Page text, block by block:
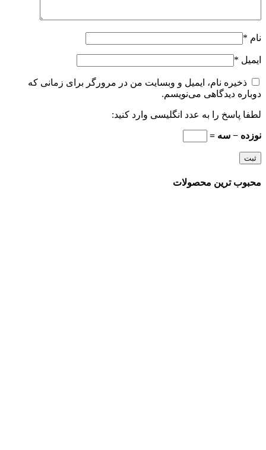
نام *
ایمیل *
ذخیره نام، ایمیل و وبسایت من در مرورگر برای زمانی که
دوباره دیدگاهی می‌نویسم.
لطفا پاسخ را به عدد انگلیسی وارد کنید:
نوزده − سه =
محبوب ترین محصولات